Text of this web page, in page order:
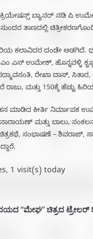
ಬ್ಯಾನರ್ ನಡಿ ಪಿ
ತಾಣದಲ್ಲಿ
ಕಲಾವಿದರ ದಂಡೇ ಅಡಗಿದೆ.
, ಎಂ ಎಸ್ ಉಮೇಶ್, ಹೊನ್ನವಳ್ಳಿ
ರೇಖಾ ದಾಸ್, ಸಿತಾರ,
ಮತ್ತು 150ಕ್ಕೆ ಹೆಚ್ಚು
ಮಾಡಿದ ಕೀರ್ತಿ ನಿರ್ಮಾಪಕ
ಮತ್ತು ಬಾಲು,
ಚಿತ್ರಕಥೆ, ಸಂಭಾಷಣೆ – ಶಿವರಾಜ್,
1 visit(s) today
“ಮೇಘ” ಚಿತ್ರದ ಟ್ರೇಲರ್